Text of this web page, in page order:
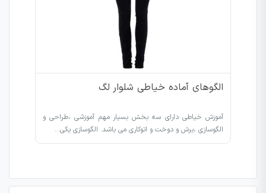
الگوهای آماده خیاطی شلوار لگ
آموزش خیاطی دارای سه بخش بسیار مهم آموزشی ،طراحی و
الگوسازی ،برش و دوخت و اتوکاری می باشد. الگوسازی یکی…